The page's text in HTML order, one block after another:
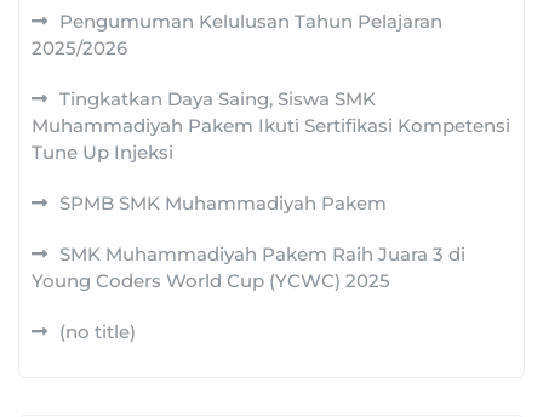
Pengumuman Kelulusan Tahun Pelajaran
2025/2026
Tingkatkan Daya Saing, Siswa SMK
Muhammadiyah Pakem Ikuti Sertifikasi Kompetensi
Tune Up Injeksi
SPMB SMK Muhammadiyah Pakem
SMK Muhammadiyah Pakem Raih Juara 3 di
Young Coders World Cup (YCWC) 2025
(no title)